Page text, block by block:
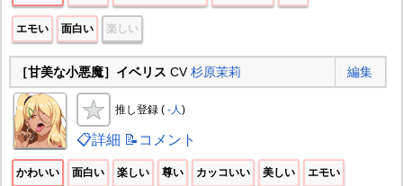
エモい 面白い 楽しい
［甘美な小悪魔］イベリス CV杉原茉莉 編集
推し登録 ( -人)
📋詳細 📝コメント
かわいい 面白い 楽しい 尊い カッコいい 美しい エモい